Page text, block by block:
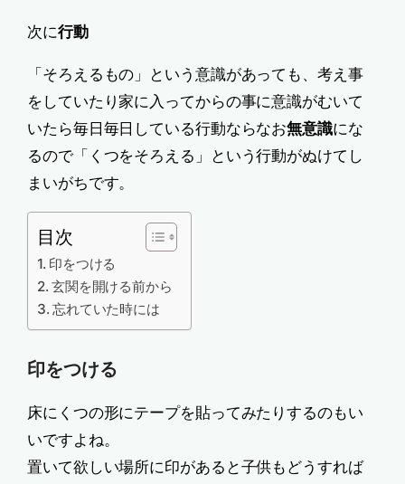
次に行動
「そろえるもの」という意識があっても、考え事
をしていたり家に入ってからの事に意識がむいて
いたら毎日毎日している行動ならなお無意識にな
るので「くつをそろえる」という行動がぬけてし
まいがちです。
目次
印をつける
玄関を開ける前から
忘れていた時には
印をつける
床にくつの形にテープを貼ってみたりするのもい
いですよね。
置いて欲しい場所に印があると子供もどうすれば